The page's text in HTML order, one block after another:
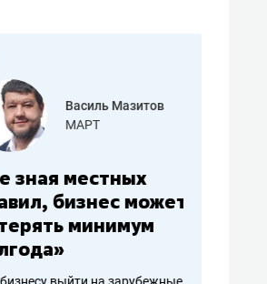
Василь Мазитов
МАРТ
местных
бизнес может
минимум